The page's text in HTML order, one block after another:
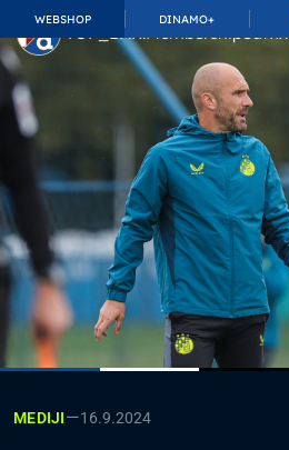
WEBSHOP DINAMO+
TOP_BAR.MembershipSuffix
MEDIJI—16.9.2024